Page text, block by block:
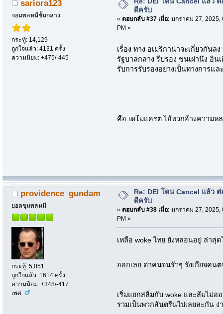
sariora123
จอมพลหมีชั้นกลาง
กระทู้: 14,129
ถูกใจแล้ว: 4131 ครั้ง
ความนิยม: +475/-445
ดีครับ
« ตอบกลับ #37 เมื่อ: มกราคม 27, 2025,
PM »
เรื่อง ทาง อเมริกาน่าจะเกี่ยวกัน
รัฐบาลกลาง รีบรอง ชนเผ่านึง อิน
รับการรับรองอย่างเป็นทางการเเ
คือ เดโมแครต ไอ้พวกอ้างความห
providence_gundam
ยอดขุนพลหมี
กระทู้: 5,051
ถูกใจแล้ว: 1614 ครั้ง
ความนิยม: +348/-417
เพศ:
Re: DEI โดน Cancel แล้ว ต่
ดีครับ
« ตอบกลับ #38 เมื่อ: มกราคม 27, 2025,
PM »
เหลือ woke ไทย ยังหลอนอยู่ ล่าสุ
ออกเลย ด่าคนจนรัวๆ รังเกียจคน
เริ่มแยกสลิ่มกับ woke และส้มไม่อ
รวมเป็นพวกส้นตรีนไปเลยละกัน ง่